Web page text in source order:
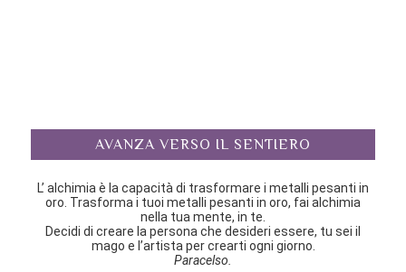
AVANZA VERSO IL SENTIERO
L’ alchimia è la capacità di trasformare i metalli pesanti in
oro. Trasforma i tuoi metalli pesanti in oro, fai alchimia
nella tua mente, in te.
Decidi di creare la persona che desideri essere, tu sei il
mago e l’artista per crearti ogni giorno.
Paracelso.